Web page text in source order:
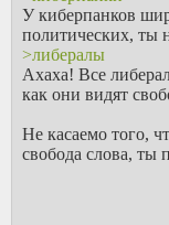
У киберпанков
политических, ты
>либералы
Ахаха! Все
как они видят
Не касаемо того,
свобода слова, ты